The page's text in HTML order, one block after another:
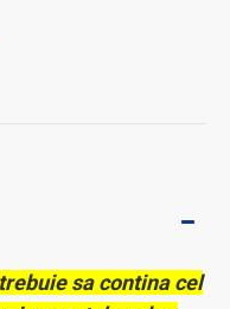
sa contina cel